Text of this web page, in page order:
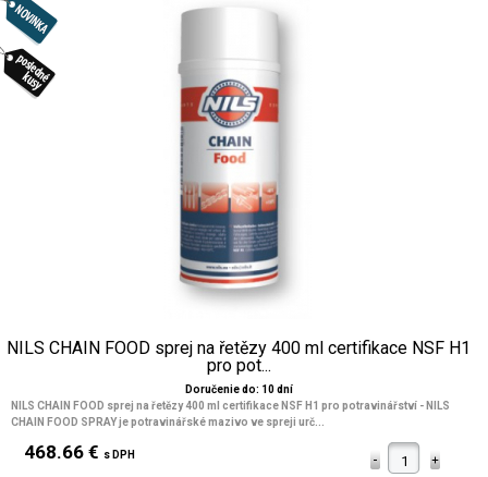
NILS CHAIN FOOD sprej na řetězy 400 ml certifikace NSF H1
pro pot...
Doručenie do: 10 dní
NILS CHAIN FOOD sprej na řetězy 400 ml certifikace NSF H1 pro potravinářství - NILS
CHAIN FOOD SPRAY je potravinářské mazivo ve spreji urč...
468.66 € s DPH